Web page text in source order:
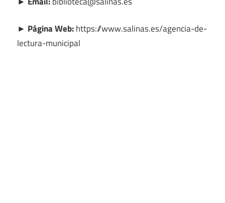
► Página Web:https://www.salinas.es/agencia-de-
lectura-municipal